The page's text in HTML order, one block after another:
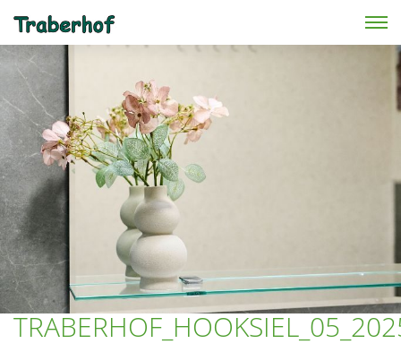
Skip to main content